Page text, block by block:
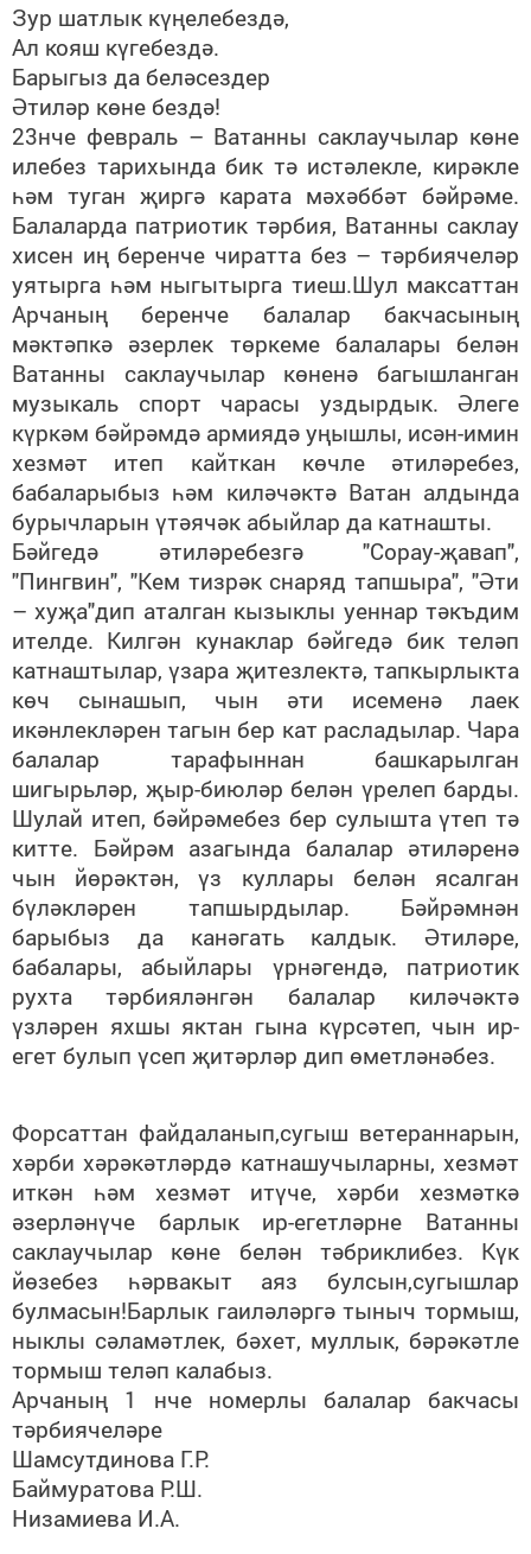
Зур шатлык күңелебездә,
Ал кояш күгебездә.
Барыгыз да беләсездер
Әтиләр көне бездә!
23нче февраль – Ватанны саклаучылар көне
илебез тарихында бик тә истәлекле, кирәкле
һәм туган җиргә карата мәхәббәт бәйрәме.
Балаларда патриотик тәрбия, Ватанны саклау
хисен иң беренче чиратта без – тәрбиячеләр
уятырга һәм ныгытырга тиеш.Шул максаттан
Арчаның беренче балалар бакчасының
мәктәпкә әзерлек төркеме балалары белән
Ватанны саклаучылар көненә багышланган
музыкаль спорт чарасы уздырдык. Әлеге
күркәм бәйрәмдә армиядә уңышлы, исән-имин
хезмәт итеп кайткан көчле әтиләребез,
бабаларыбыз һәм киләчәктә Ватан алдында
бурычларын үтәячәк абыйлар да катнашты.
Бәйгедә әтиләребезгә "Сорау-җавап",
"Пингвин", "Кем тизрәк снаряд тапшыра", "Әти
– хуҗа"дип аталган кызыклы уеннар тәкъдим
ителде. Килгән кунаклар бәйгедә бик теләп
катнаштылар, үзара җитезлектә, тапкырлыкта
көч сынашып, чын әти исеменә лаек
икәнлекләрен тагын бер кат расладылар. Чара
балалар тарафыннан башкарылган
шигырьләр, җыр-биюләр белән үрелеп барды.
Шулай итеп, бәйрәмебез бер сулышта үтеп тә
китте. Бәйрәм азагында балалар әтиләренә
чын йөрәктән, үз куллары белән ясалган
бүләкләрен тапшырдылар. Бәйрәмнән
барыбыз да канәгать калдык. Әтиләре,
бабалары, абыйлары үрнәгендә, патриотик
рухта тәрбияләнгән балалар киләчәктә
үзләрен яхшы яктан гына күрсәтеп, чын ир-
егет булып үсеп җитәрләр дип өметләнәбез.
Форсаттан файдаланып,сугыш ветераннарын,
хәрби хәрәкәтләрдә катнашучыларны, хезмәт
иткән һәм хезмәт итүче, хәрби хезмәткә
әзерләнүче барлык ир-егетләрне Ватанны
саклаучылар көне белән тәбриклибез. Күк
йөзебез һәрвакыт аяз булсын,сугышлар
булмасын!Барлык гаиләләргә тыныч тормыш,
ныклы сәламәтлек, бәхет, муллык, бәрәкәтле
тормыш теләп калабыз.
Арчаның 1 нче номерлы балалар бакчасы
тәрбиячеләре
Шамсутдинова Г.Р.
Баймуратова Р.Ш.
Низамиева И.А.